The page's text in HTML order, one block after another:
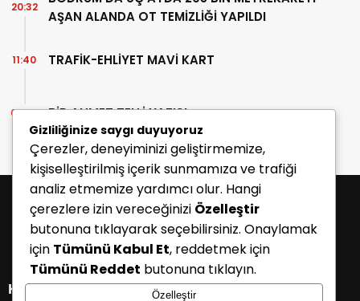
AŞAN ALANDA OT TEMİZLİĞİ YAPILDI
20:32
TRAFİK-EHLİYET MAVİ KART
11:40
BİR AHMET TELLİ YAZISI
07:30
KATEGORİLER
Gizliliğinize saygı duyuyoruz
Çerezler, deneyiminizi geliştirmemize,
kişiselleştirilmiş içerik sunmamıza ve trafiği
analiz etmemize yardımcı olur. Hangi
çerezlere izin vereceğinizi Özelleştir
butonuna tıklayarak seçebilirsiniz. Onaylamak
için Tümünü Kabul Et, reddetmek için
Tümünü Reddet butonuna tıklayın.
Özelleştir